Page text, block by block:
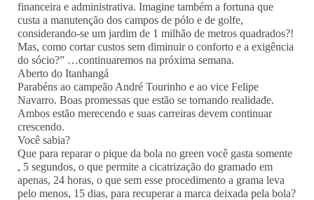
financeira e administrativa. Imagine também a fortuna que
custa a manutenção dos campos de pólo e de golfe,
considerando-se um jardim de 1 milhão de metros quadrados?!
Mas, como cortar custos sem diminuir o conforto e a exigência
do sócio?” …continuaremos na próxima semana.
Aberto do Itanhangá
Parabéns ao campeão André Tourinho e ao vice Felipe
Navarro. Boas promessas que estão se tornando realidade.
Ambos estão merecendo e suas carreiras devem continuar
crescendo.
Você sabia?
Que para reparar o pique da bola no green você gasta somente
, 5 segundos, o que permite a cicatrização do gramado em
apenas, 24 horas, o que sem esse procedimento a grama leva
pelo menos, 15 dias, para recuperar a marca deixada pela bola?